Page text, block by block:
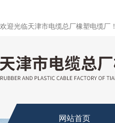
欢迎光临天津市电缆总厂橡塑电缆厂！
网站首页